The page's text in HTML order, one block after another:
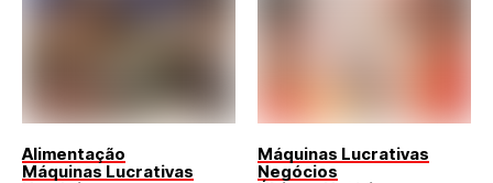
Alimentação
Máquinas Lucrativas
Máquinas Lucrativas
Negócios